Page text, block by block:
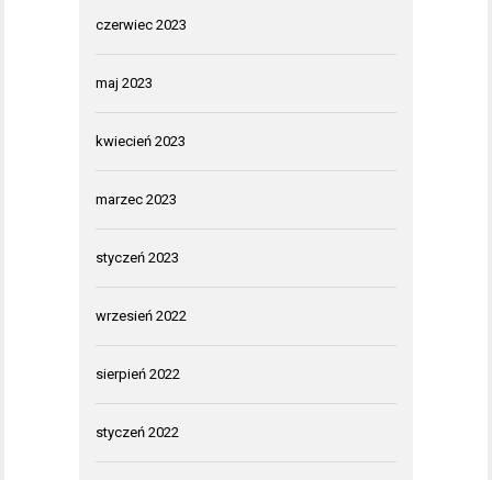
czerwiec 2023
maj 2023
kwiecień 2023
marzec 2023
styczeń 2023
wrzesień 2022
sierpień 2022
styczeń 2022